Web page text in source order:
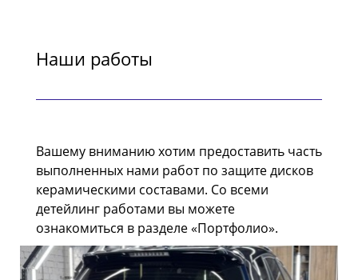
Наши работы
Вашему вниманию хотим предоставить часть
выполненных нами работ по защите дисков
керамическими составами. Со всеми
детейлинг работами вы можете
ознакомиться в разделе «Портфолио».